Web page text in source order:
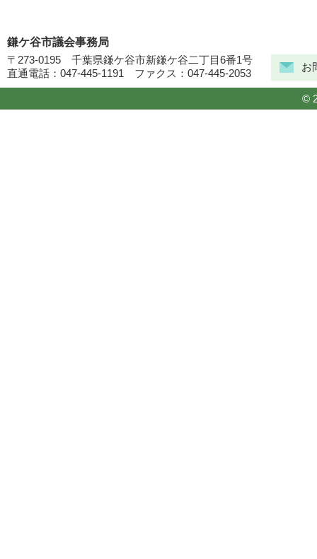
鎌ケ谷市議会事務局
〒273-0195 千葉県鎌ケ谷市新鎌ケ谷二丁目6番1号
直通電話：047-445-1191 ファクス：047-445-2053
お
©